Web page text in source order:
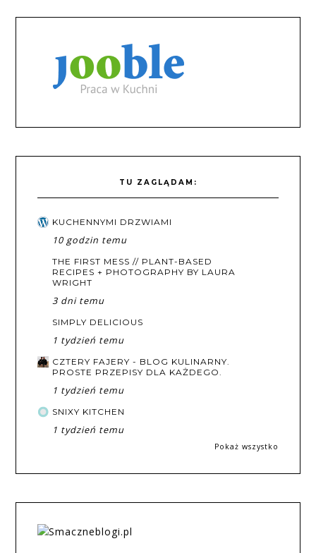
TU ZAGLĄDAM:
KUCHENNYMI DRZWIAMI
10 godzin temu
THE FIRST MESS // PLANT-BASED
RECIPES + PHOTOGRAPHY BY LAURA
WRIGHT
3 dni temu
SIMPLY DELICIOUS
1 tydzień temu
CZTERY FAJERY - BLOG KULINARNY.
PROSTE PRZEPISY DLA KAŻDEGO.
1 tydzień temu
SNIXY KITCHEN
1 tydzień temu
Pokaż wszystko